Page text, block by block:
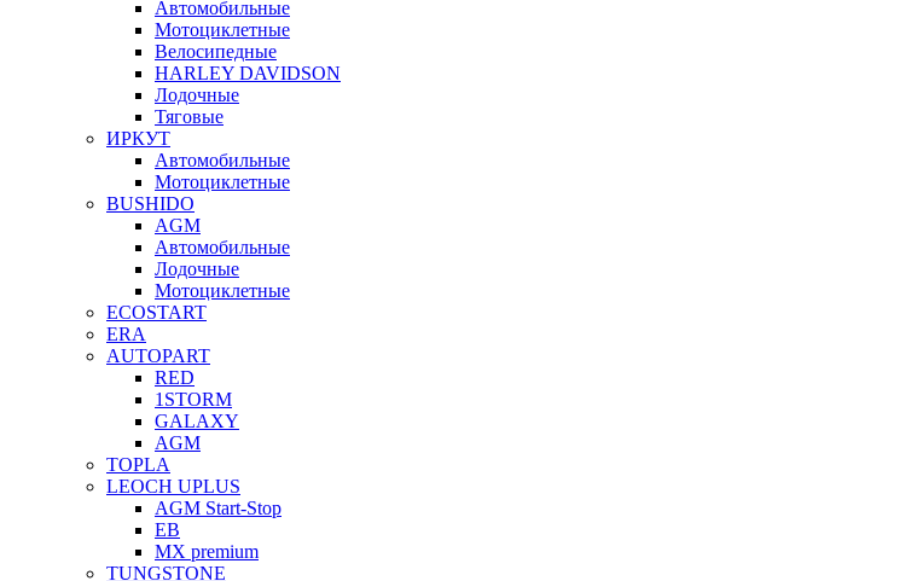
Автомобильные
Мотоциклетные
Велосипедные
HARLEY DAVIDSON
Лодочные
Тяговые
ИРКУТ
Автомобильные
Мотоциклетные
BUSHIDO
AGM
Автомобильные
Лодочные
Мотоциклетные
ECOSTART
ERA
AUTOPART
RED
1STORM
GALAXY
AGM
TOPLA
LEOCH UPLUS
AGM Start-Stop
EB
MX premium
TUNGSTONE